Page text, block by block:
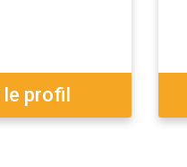
profil